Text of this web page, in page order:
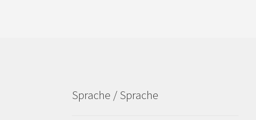
Sprache / Sprache